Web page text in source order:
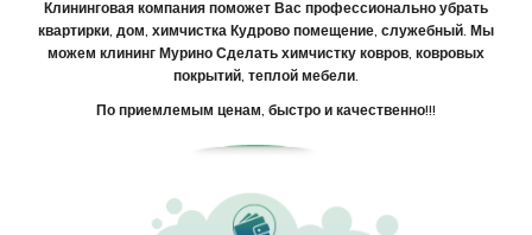
Клининговая компания поможет Вас профессионально убрать
квартирки, дом, химчистка Кудрово помещение, служебный. Мы
можем клининг Мурино Сделать химчистку ковров, ковровых
покрытий, теплой мебели.
По приемлемым ценам, быстро и качественно!!!